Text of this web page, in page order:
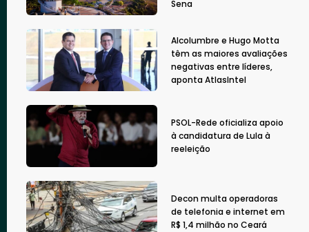
Sena
Alcolumbre e Hugo Motta
têm as maiores avaliações
negativas entre líderes,
aponta AtlasIntel
PSOL-Rede oficializa apoio
à candidatura de Lula à
reeleição
Decon multa operadoras
de telefonia e internet em
R$ 1,4 milhão no Ceará